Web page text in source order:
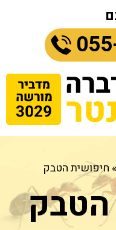
» חיפושית הטבק
הטבק